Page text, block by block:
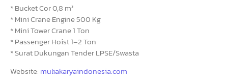
* Bucket Cor 0,8 m³
* Mini Crane Engine 500 Kg
* Mini Tower Crane 1 Ton
* Passenger Hoist 1–2 Ton
* Surat Dukungan Tender LPSE/Swasta
Website: muliakaryaindonesia.com